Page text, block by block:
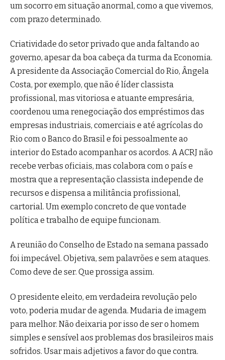
um socorro em situação anormal, como a que vivemos,
com prazo determinado.
Criatividade do setor privado que anda faltando ao
governo, apesar da boa cabeça da turma da Economia.
A presidente da Associação Comercial do Rio, Ângela
Costa, por exemplo, que não é líder classista
profissional, mas vitoriosa e atuante empresária,
coordenou uma renegociação dos empréstimos das
empresas industriais, comerciais e até agrícolas do
Rio com o Banco do Brasil e foi pessoalmente ao
interior do Estado acompanhar os acordos. A ACRJ não
recebe verbas oficiais, mas colabora com o país e
mostra que a representação classista independe de
recursos e dispensa a militância profissional,
cartorial. Um exemplo concreto de que vontade
política e trabalho de equipe funcionam.
A reunião do Conselho de Estado na semana passado
foi impecável. Objetiva, sem palavrões e sem ataques.
Como deve de ser. Que prossiga assim.
O presidente eleito, em verdadeira revolução pelo
voto, poderia mudar de agenda. Mudaria de imagem
para melhor. Não deixaria por isso de ser o homem
simples e sensível aos problemas dos brasileiros mais
sofridos. Usar mais adjetivos a favor do que contra.